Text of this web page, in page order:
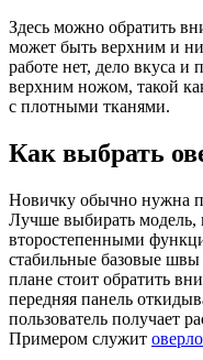
Здесь можно обратить
может быть верхним и
работе нет, дело вкуса
верхним ножом, такой
с плотными тканями.
Как выбрать
Новичку обычно нужна
Лучше выбирать модель,
второстепенными
стабильные базовые
плане стоит обратить
передняя панель
пользователь получает
Примером служит